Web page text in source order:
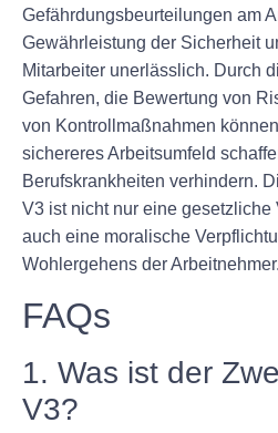
Gefährdungsbeurteilungen am
Gewährleistung der Sicherheit
Mitarbeiter unerlässlich. Durch
Gefahren, die Bewertung von
von Kontrollmaßnahmen
sichereres Arbeitsumfeld
Berufskrankheiten verhindern.
V3 ist nicht nur eine gesetzliche
auch eine moralische
Wohlergehens der Arbeitnehmer.
FAQs
1. Was ist der
V3?